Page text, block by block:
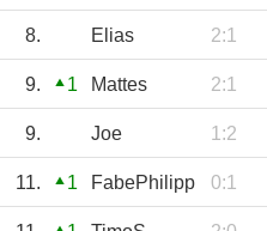
8. Elias 2:1
9. 1 Mattes 2:1
9. Joe 1:2
11. 1 FabePhilipp 0:1